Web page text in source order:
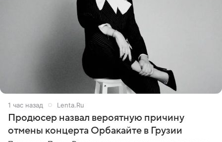
1 час назад Lenta.Ru
Продюсер назвал вероятную причину
отмены концерта Орбакайте в Грузии